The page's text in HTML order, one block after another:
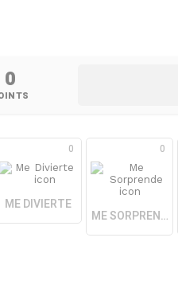
0
0
ME DIVIERTE
0
ME SORPRENDE